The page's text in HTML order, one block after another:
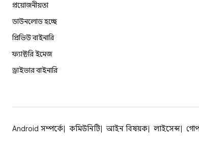
প্রয়োজনীয়তা
ডাউনলোড হচ্ছে
প্রিভিউ বাইনারি
ফ্যাক্টরি ইমেজ
ড্রাইভার বাইনারি
Android সম্পর্কে কমিউনিটি আইন বিষয়ক লাইসেন্স